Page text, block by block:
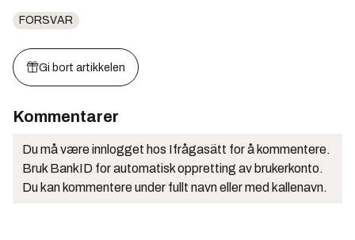
FORSVAR
Gi bort artikkelen
Kommentarer
Du må være innlogget hos Ifrågasätt for å kommentere.
Bruk BankID for automatisk oppretting av brukerkonto.
Du kan kommentere under fullt navn eller med kallenavn.